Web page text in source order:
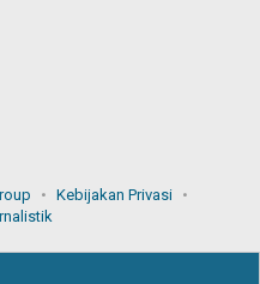
Kebijakan Privasi